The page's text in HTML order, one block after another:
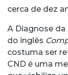
cerca de dez
A Diagnose
do inglês
costuma ser
CND é uma